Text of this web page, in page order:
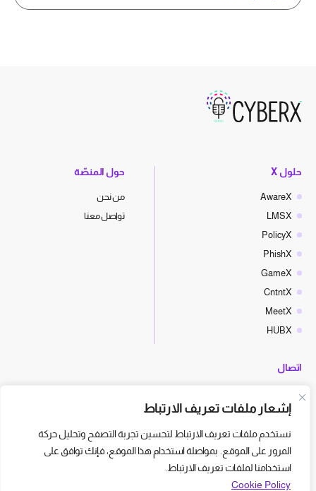
إشعار ملفات تعريف الارتباط
نستخدم ملفات تعريف الارتباط لتحسين تجربة التصفح وتحليل حركة
المرور على الموقع. بمواصلة استخدام هذا الموقع، فإنك توافق على
استخدامنا لملفات تعريف الارتباط.
Cookie Policy
حلول X
AwareX
LMSX
PolicyX
PhishX
GameX
CntntX
MeetX
HUBX
حول المنصّة
من نحن
تواصل معنا
اتصال
hello@cyberx.world